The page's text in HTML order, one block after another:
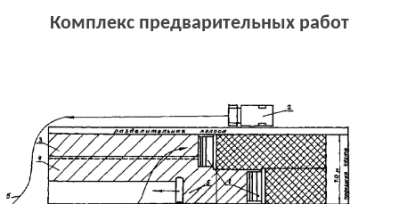
Комплекс предварительных работ